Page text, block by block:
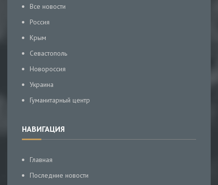
Все новости
Россия
Крым
Севастополь
Новороссия
Украина
Гуманитарный центр
НАВИГАЦИЯ
Главная
Последние новости